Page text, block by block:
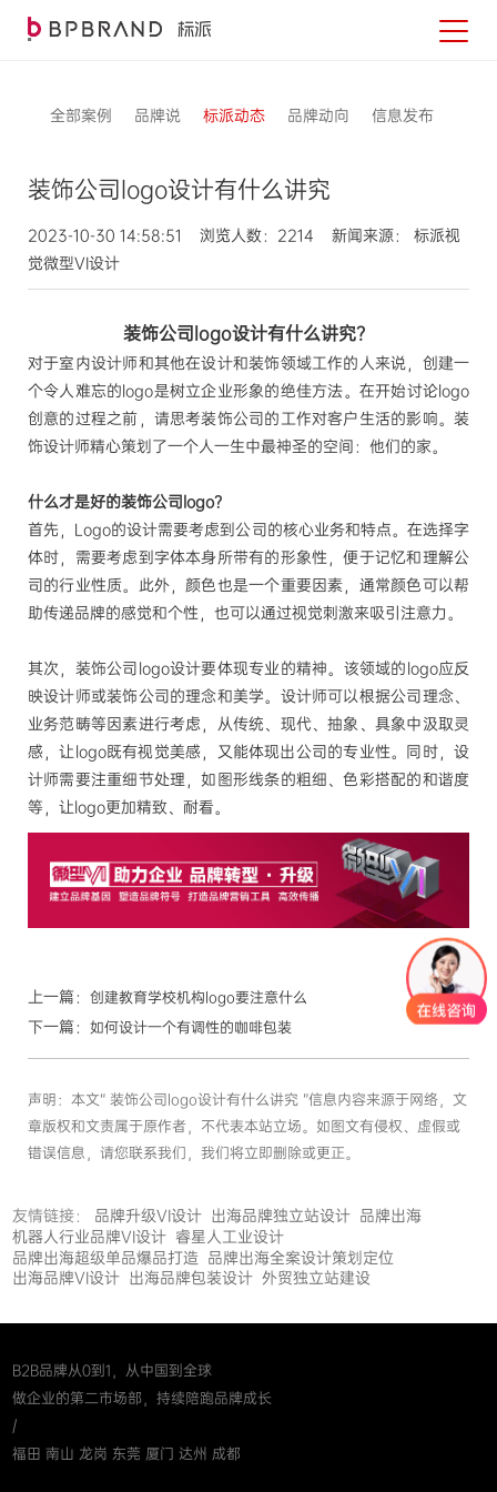
全部案例 品牌说 标派动态 品牌动向 信息发布
装饰公司logo设计有什么讲究
2023-10-30 14:58:51 浏览人数：2214 新闻来源： 标派视
觉微型VI设计
装饰公司 logo设计有什么讲究？
对于室内设计师和其他在设计和装饰领域工作的人来说，创建一
个令人难忘的logo是树立企业形象的绝佳方法。在开始讨论logo
创意的过程之前，请思考装饰公司的工作对客户生活的影响。装
饰设计师精心策划了一个人一生中最神圣的空间：他们的家。
什么才是好的装饰公司logo？
首先， Logo的设计需要考虑到公司的核心业务和特点。在选择字
体时，需要考虑到字体本身所带有的形象性，便于记忆和理解公
司的行业性质。此外，颜色也是一个重要因素，通常颜色可以帮
助传递品牌的感觉和个性，也可以通过视觉刺激来吸引注意力。
其次，装饰公司logo设计要体现专业的精神。该领域的logo应反
映设计师或装饰公司的理念和美学。设计师可以根据公司理念、
业务范畴等因素进行考虑，从传统、现代、抽象、具象中汲取灵
感，让logo既有视觉美感，又能体现出公司的专业性。同时，设
计师需要注重细节处理，如图形线条的粗细、色彩搭配的和谐度
等，让logo更加精致、耐看。
上一篇： 创建教育学校机构logo要注意什么
下一篇： 如何设计一个有调性的咖啡包装
声明：本文“ 装饰公司logo设计有什么讲究 ”信息内容来源于网络，文
章版权和文责属于原作者，不代表本站立场。如图文有侵权、虚假或
错误信息，请您联系我们，我们将立即删除或更正。
友情链接： 品牌升级VI设计 出海品牌独立站设计 品牌出海
机器人行业品牌VI设计 睿星人工业设计
品牌出海超级单品爆品打造 品牌出海全案设计策划定位
出海品牌VI设计 出海品牌包装设计 外贸独立站建设
B2B品牌从0到1，从中国到全球
做企业的第二市场部，持续陪跑品牌成长
/
福田 南山 龙岗 东莞 厦门 达州 成都